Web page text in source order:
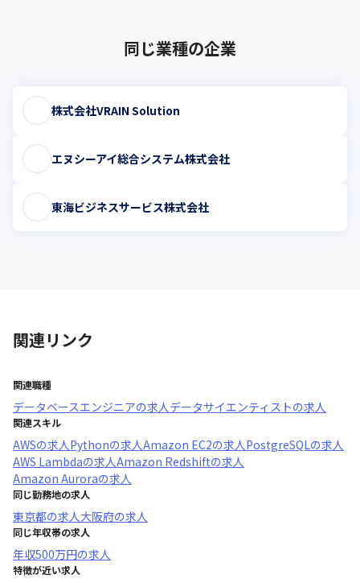
同じ業種の企業
株式会社VRAIN Solution
エヌシーアイ総合システム株式会社
東海ビジネスサービス株式会社
関連リンク
関連職種
データベースエンジニアの求人データサイエンティストの求人
関連スキル
AWSの求人Pythonの求人Amazon EC2の求人PostgreSQLの求人
AWS Lambdaの求人Amazon Redshiftの求人
Amazon Auroraの求人
同じ勤務地の求人
東京都の求人大阪府の求人
同じ年収帯の求人
年収500万円の求人
特徴が近い求人